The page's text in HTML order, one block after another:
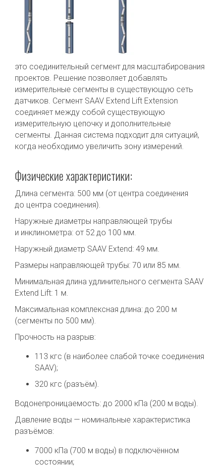
это соединительный сегмент для масштабирования
проектов. Решение позволяет добавлять
измерительные сегменты в существующую сеть
датчиков. Сегмент SAAV Extend Lift Extension
соединяет между собой существующую
измерительную цепочку и дополнительные
сегменты. Данная система подходит для ситуаций,
когда необходимо увеличить зону измерений.
Физические характеристики:
Длина сегмента: 500 мм (от центра соединения
до центра соединения).
Наружные диаметры направляющей трубы
и инклинометра: от 52 до 100 мм.
Наружный диаметр SAAV Extend: 49 мм.
Размеры направляющей трубы: 70 или 85 мм.
Минимальная длина удлинительного сегмента SAAV
Extend Lift: 1 м.
Максимальная комплексная длина: до 200 м
(сегменты по 500 мм).
Прочность на разрыв:
113 кгс (в наиболее слабой точке соединения
SAAV);
320 кгс (разъём).
Водонепроницаемость: до 2000 кПа (200 м воды).
Давление воды — номинальные характеристика
разъёмов:
7000 кПа (700 м воды) в подключённом
состоянии;